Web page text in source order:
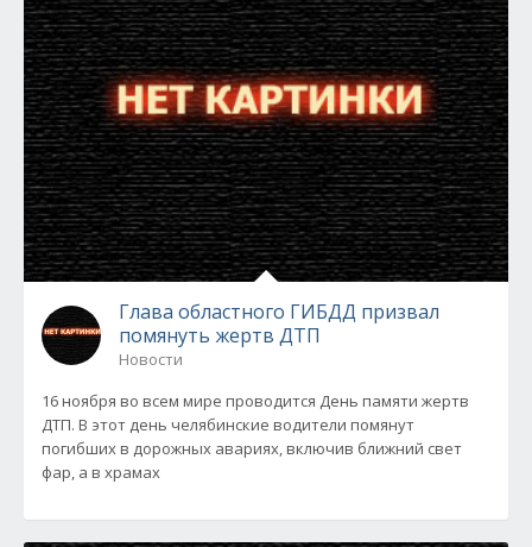
Глава областного ГИБДД призвал
помянуть жертв ДТП
Новости
16 ноября во всем мире проводится День памяти жертв
ДТП. В этот день челябинские водители помянут
погибших в дорожных авариях, включив ближний свет
фар, а в храмах